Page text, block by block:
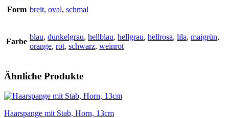
Form breit, oval, schmal
Farbe
blau, dunkelgrau, hellblau, hellgrau, hellrosa, lila, maigrün,
orange, rot, schwarz, weinrot
Ähnliche Produkte
Haarspange mit Stab, Horn, 13cm